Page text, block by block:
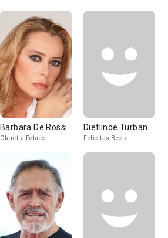
Barbara De Rossi
Claretta Petacci
Dietlinde Turban
Felicitas Beetz